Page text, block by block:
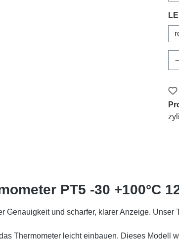
PT5 -30 +100°C
Genauigkeit und scharfer, klarer Anzeige.
Thermometer leicht einbauen. Dieses Modell